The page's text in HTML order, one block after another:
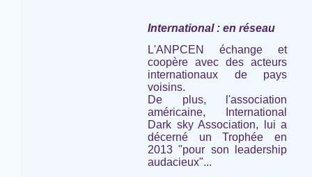
International : en réseau
L'ANPCEN échange et
coopère avec des acteurs
internationaux de pays
voisins.
De plus, l'association
américaine,
International
Dark sky Association,
lui a
décerné un Trophée en
2013 "pour son leadership
audacieux"...